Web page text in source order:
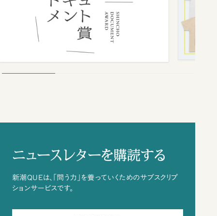
ニュースレターを購読する
新潮QUEは、「問う力」を養っていくためのサブスクリプ
ションサービスです。